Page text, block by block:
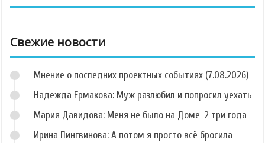
Свежие новости
Мнение о последних проектных событиях (7.08.2026)
Надежда Ермакова: Муж разлюбил и попросил уехать
Мария Давидова: Меня не было на Доме-2 три года
Ирина Пингвинова: А потом я просто всё бросила